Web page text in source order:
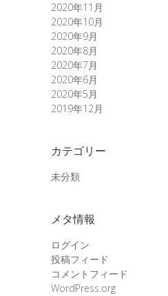
2020年11月
2020年10月
2020年9月
2020年8月
2020年7月
2020年6月
2020年5月
2019年12月
カテゴリー
未分類
メタ情報
ログイン
投稿フィード
コメントフィード
WordPress.org